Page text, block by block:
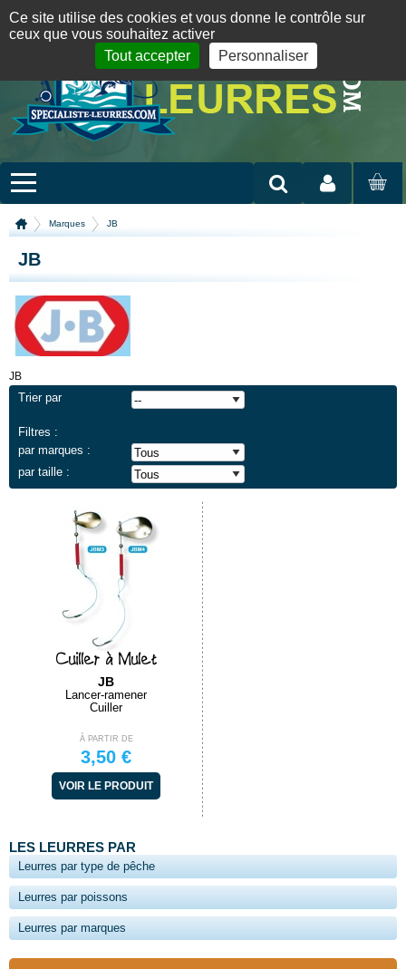
09 72 36 55 01 06 08 07 98 87 English version
MON
Marques JB
JB
JB
Trier par
Filtres :
par marques :
par taille :
Cuiller à Mulet
JB
Lancer-ramener
Cuiller
À PARTIR DE
3,50 €
VOIR LE PRODUIT
LES LEURRES PAR
Leurres par type de pêche
Leurres par poissons
Leurres par marques
Panneau de gestion des cookies
Ce site utilise des cookies et vous donne le contrôle sur
ceux que vous souhaitez activer
Tout accepter
Personnaliser